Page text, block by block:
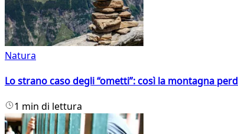
Natura
Lo strano caso degli “ometti”: così la montagna
1 min di lettura